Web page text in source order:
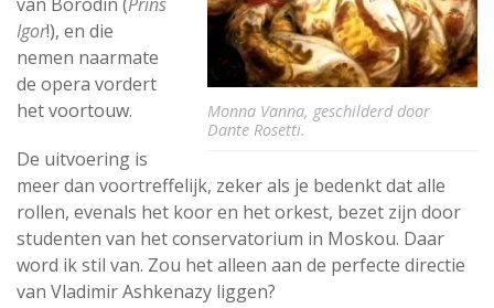
Monna Vanna, geschilderd door
Dante Rosetti.
Igor!), en die
nemen naarmate
de opera vordert
het voortouw.
De uitvoering is
meer dan voortreffelijk, zeker als je bedenkt dat alle
rollen, evenals het koor en het orkest, bezet zijn door
studenten van het conservatorium in Moskou. Daar
word ik stil van. Zou het alleen aan de perfecte directie
van Vladimir Ashkenazy liggen?